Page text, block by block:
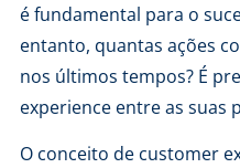
é fundamental para o
entanto, quantas ações
nos últimos tempos? É
experience entre as suas
O conceito de customer